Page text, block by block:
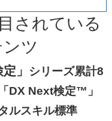
されている
ツ
」
シリーズ累計8
DX Next検定™」
ルスキル標準